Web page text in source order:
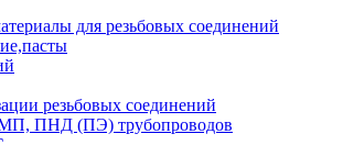
для резьбовых соединений
резьбовых соединений
ПНД (ПЭ) трубопроводов